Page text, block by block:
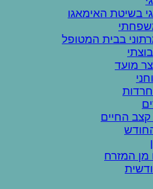
בשיטת האימאגו
בבית המטופל
מועד
החיים
מן המזרח